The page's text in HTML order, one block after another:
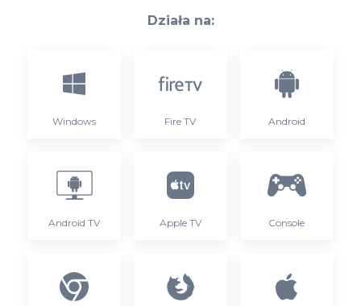
Działa na:
Windows Fire TV Android
Android TV Apple TV Console